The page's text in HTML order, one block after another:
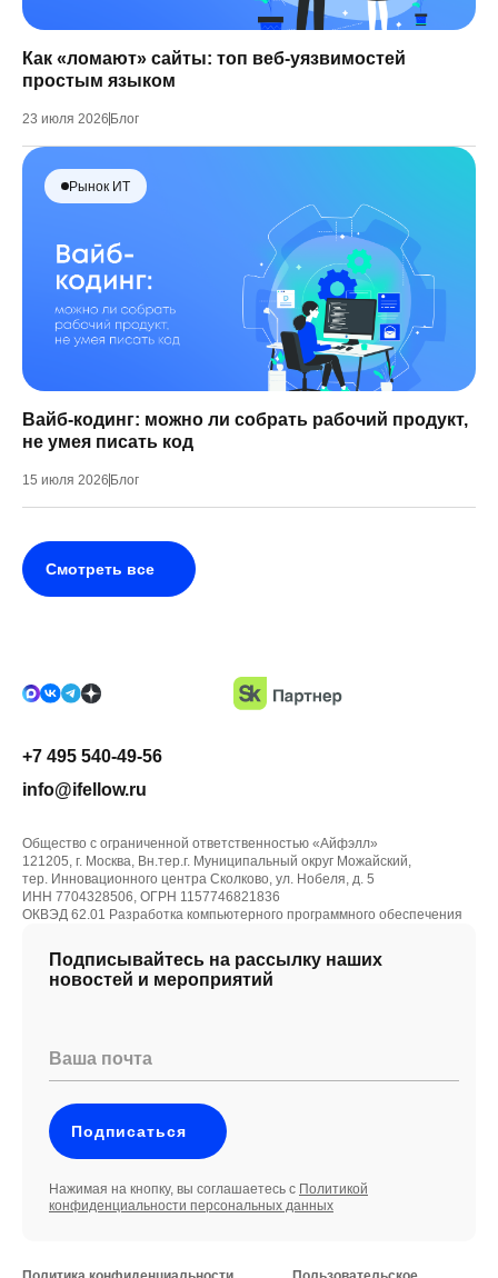
Как «ломают» сайты: топ веб-уязвимостей
простым языком
23 июля 2026 Блог
Рынок ИТ
Вайб-кодинг: можно ли собрать рабочий продукт,
не умея писать код
15 июля 2026 Блог
Смотреть все
Подписывайтесь на рассылку наших
новостей и мероприятий
Ваша почта
Подписаться
Нажимая на кнопку, вы соглашаетесь с Политикой
конфиденциальности персональных данных
+7 495 540-49-56
info@ifellow.ru
Общество с ограниченной ответственностью «Айфэлл»
121205, г. Москва, Вн.тер.г. Муниципальный округ Можайский,
тер. Инновационного центра Сколково, ул. Нобеля, д. 5
ИНН 7704328506, ОГРН 1157746821836
ОКВЭД 62.01 Разработка компьютерного программного обеспечения